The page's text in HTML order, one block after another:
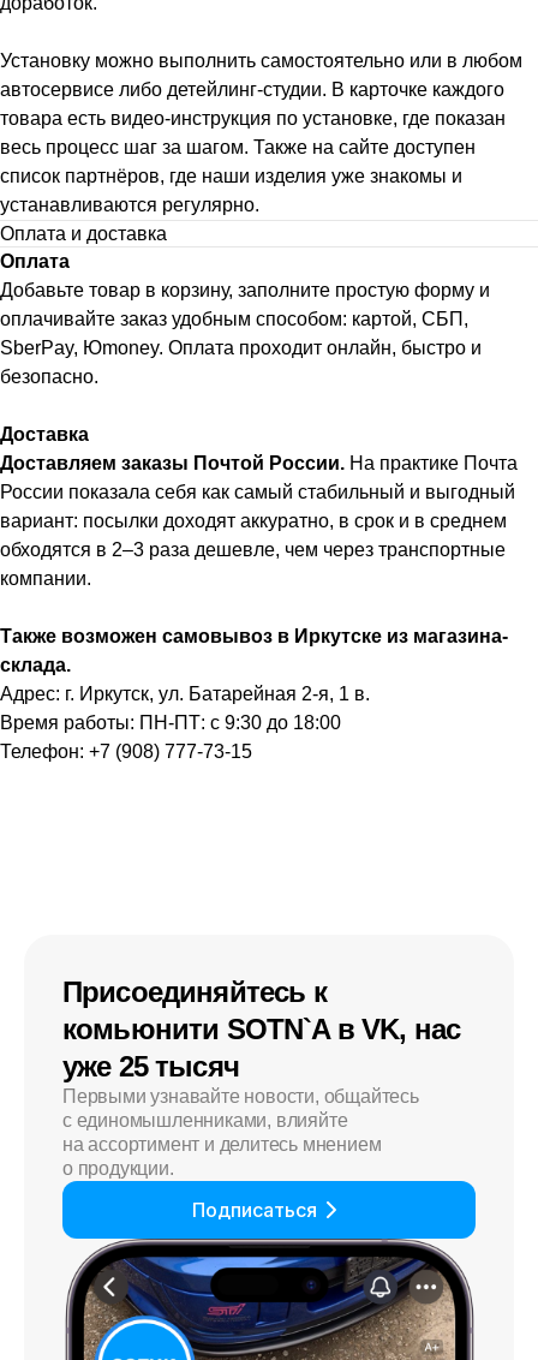
Установку можно выполнить самостоятельно или в любом
автосервисе либо детейлинг-студии. В карточке каждого
товара есть видео-инструкция по установке, где показан
весь процесс шаг за шагом. Также на сайте доступен
список партнёров, где наши изделия уже знакомы и
устанавливаются регулярно.
Оплата и доставка
Оплата
Добавьте товар в корзину, заполните простую форму и
оплачивайте заказ удобным способом: картой, СБП,
SberPay, Юmoney. Оплата проходит онлайн, быстро и
безопасно.
Доставка
Доставляем заказы Почтой России. На практике Почта
России показала себя как самый стабильный и выгодный
вариант: посылки доходят аккуратно, в срок и в среднем
обходятся в 2–3 раза дешевле, чем через транспортные
компании.
Также возможен самовывоз в Иркутске из магазина-
склада.
Адрес: г. Иркутск, ул. Батарейная 2-я, 1 в.
Время работы: ПН-ПТ: с 9:30 до 18:00
Телефон: +7 (908) 777-73-15
Присоединяйтесь к
комьюнити SOTN`A в VK, нас
уже 25 тысяч
Первыми узнавайте новости, общайтесь
с единомышленниками, влияйте
на ассортимент и делитесь мнением
о продукции.
Подписаться